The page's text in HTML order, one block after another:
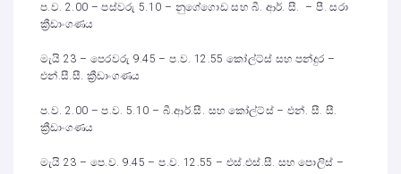
ප.ව. 2.00 – පස්වරු 5.10 – නුගේගොඩ සහ බී. ආර්. සී. – පී. සරා
ක්‍රීඩාංගණය
මැයි 23 – පෙරවරු 9.45 – ප.ව. 12.55 කෝල්ට්ස් සහ පන්දුර –
එන්.සී.සී. ක්‍රීඩාංගණය
ප.ව. 2.00 – ප.ව. 5.10 – බී.ආර්.සී. සහ කෝල්ට්ස් – එන්. සී. සී.
ක්‍රීඩාංගණය
මැයි 23 – පෙ.ව. 9.45 – ප.ව. 12.55 – එස්.එස්.සී. සහ පොලිස් –